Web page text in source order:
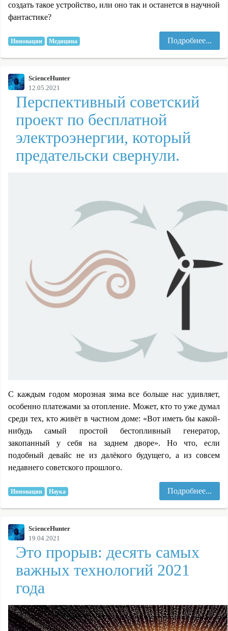
создать такое устройство, или оно так и останется в научной
фантастике?
Инновации Медицина Подробнее...
ScienceHunter
12.05.2021
Перспективный советский
проект по бесплатной
электроэнергии, который
предательски свернули.
С каждым годом морозная зима все больше нас удивляет,
особенно платежами за отопление. Может, кто то уже думал
среди тех, кто живёт в частном доме: «Вот иметь бы какой-
нибудь самый простой бестопливный генератор,
закопанный у себя на заднем дворе». Но что, если
подобный девайс не из далёкого будущего, а из совсем
недавнего советского прошлого.
Инновации Наука Подробнее...
ScienceHunter
19.04.2021
Это прорыв: десять самых
важных технологий 2021
года